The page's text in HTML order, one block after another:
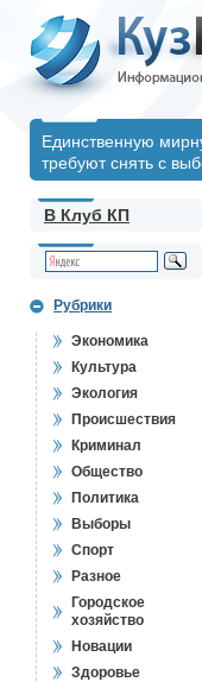
Единственную
требуют снять с
В Клуб КП
Рубрики
Экономика
Культура
Экология
Происшествия
Криминал
Общество
Политика
Выборы
Спорт
Разное
Городское
хозяйство
Новации
Здоровье